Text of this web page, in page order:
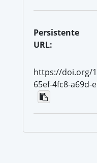
Persistente
URL:
https://doi.org/
65ef-4fc8-a69d-